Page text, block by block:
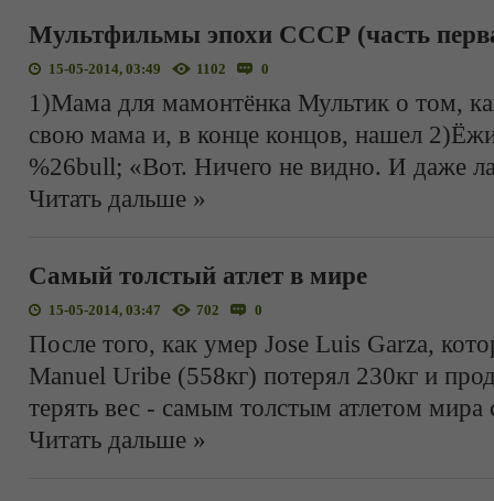
Мультфильмы эпохи СССР (часть
15-05-2014, 03:49 1102 0
1)Мама для мамонтёнка Мультик о том,
свою мама и, в конце концов, нашел
%26bull; «Вот. Ничего не видно. И даже
Читать дальше »
Самый толстый атлет в мире
15-05-2014, 03:47 702 0
После того, как умер Jose Luis Garza,
Manuel Uribe (558кг) потерял 230кг и
терять вес - самым толстым атлетом мира
Читать дальше »